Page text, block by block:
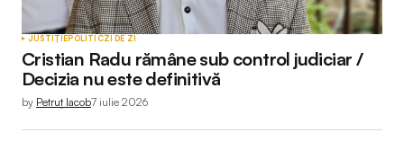
JUSTIȚIEPOLITICZI DE ZI
Cristian Radu rămâne sub control judiciar /
Decizia nu este definitivă
by Petruț Iacob7 iulie 2026